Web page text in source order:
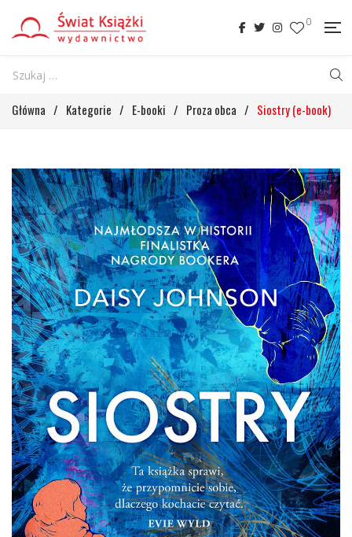
0
Główna / Kategorie / E-booki / Proza obca / Siostry (e-book)